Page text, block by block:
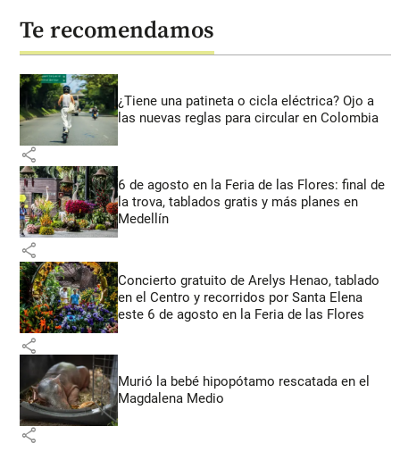
Te recomendamos
¿Tiene una patineta o cicla eléctrica? Ojo a
las nuevas reglas para circular en Colombia
share
6 de agosto en la Feria de las Flores: final de
la trova, tablados gratis y más planes en
Medellín
share
Concierto gratuito de Arelys Henao, tablado
en el Centro y recorridos por Santa Elena
este 6 de agosto en la Feria de las Flores
share
Murió la bebé hipopótamo rescatada en el
Magdalena Medio
share